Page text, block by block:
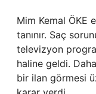
Mim Kemal ÖKE
tanınır. Saç
televizyon
haline geldi.
bir ilan görmesi